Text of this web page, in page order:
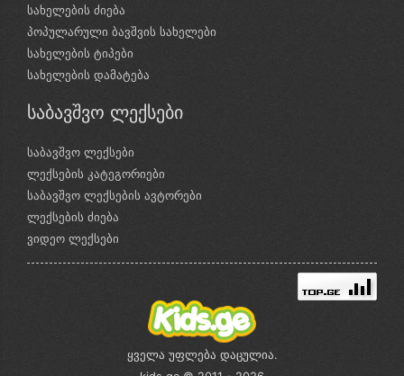
სახელების ძიება
პოპულარული ბავშვის სახელები
სახელების ტიპები
სახელების დამატება
საბავშვო ლექსები
საბავშვო ლექსები
ლექსების კატეგორიები
საბავშვო ლექსების ავტორები
ლექსების ძიება
ვიდეო ლექსები
ყველა უფლება დაცულია.